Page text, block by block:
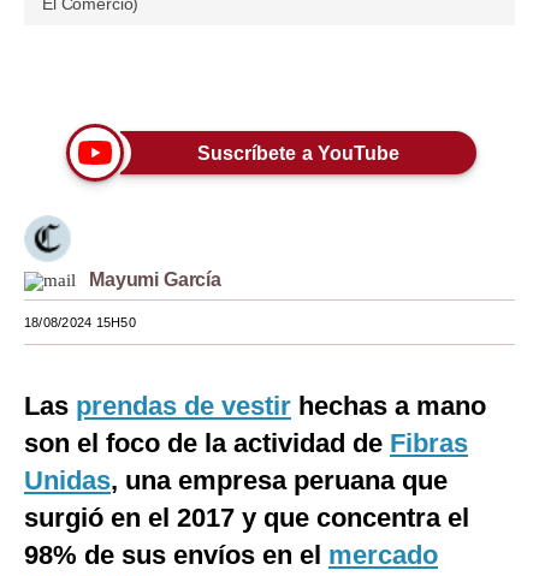
Moda
Estilos
Mundo
EEUU
México
Internacional
Club del Suscriptor
Mix
Suscríbete a YouTube
Mayumi García
18/08/2024 15H50
Las prendas de vestir hechas a mano
son el foco de la actividad de Fibras
Unidas, una empresa peruana que
surgió en el 2017 y que concentra el
98% de sus envíos en el mercado